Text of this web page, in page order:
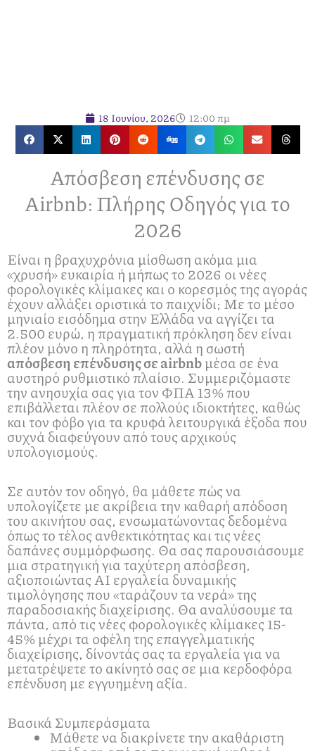
18 Ιουνίου, 2026 12:00 πμ
Απόσβεση επένδυσης σε
Airbnb: Πλήρης Οδηγός για το
2026
Είναι η βραχυχρόνια μίσθωση ακόμα μια
«χρυσή» ευκαιρία ή μήπως το 2026 οι νέες
φορολογικές κλίμακες και ο κορεσμός της αγοράς
έχουν αλλάξει οριστικά το παιχνίδι; Με το μέσο
μηνιαίο εισόδημα στην Ελλάδα να αγγίζει τα
2.500 ευρώ, η πραγματική πρόκληση δεν είναι
πλέον μόνο η πληρότητα, αλλά η σωστή
απόσβεση επένδυσης σε airbnbμέσα σε ένα
αυστηρό ρυθμιστικό πλαίσιο. Συμμεριζόμαστε
την ανησυχία σας για τον ΦΠΑ 13% που
επιβάλλεται πλέον σε πολλούς ιδιοκτήτες, καθώς
και τον φόβο για τα κρυφά λειτουργικά έξοδα που
συχνά διαφεύγουν από τους αρχικούς
υπολογισμούς.
Σε αυτόν τον οδηγό, θα μάθετε πώς να
υπολογίζετε με ακρίβεια την καθαρή απόδοση
του ακινήτου σας, ενσωματώνοντας δεδομένα
όπως το τέλος ανθεκτικότητας και τις νέες
δαπάνες συμμόρφωσης. Θα σας παρουσιάσουμε
μια στρατηγική για ταχύτερη απόσβεση,
αξιοποιώντας AI εργαλεία δυναμικής
τιμολόγησης που «ταράζουν τα νερά» της
παραδοσιακής διαχείρισης. Θα αναλύσουμε τα
πάντα, από τις νέες φορολογικές κλίμακες 15-
45% μέχρι τα οφέλη της επαγγελματικής
διαχείρισης, δίνοντάς σας τα εργαλεία για να
μετατρέψετε το ακίνητό σας σε μια κερδοφόρα
επένδυση με εγγυημένη αξία.
Βασικά Συμπεράσματα
Μάθετε να διακρίνετε την ακαθάριστη